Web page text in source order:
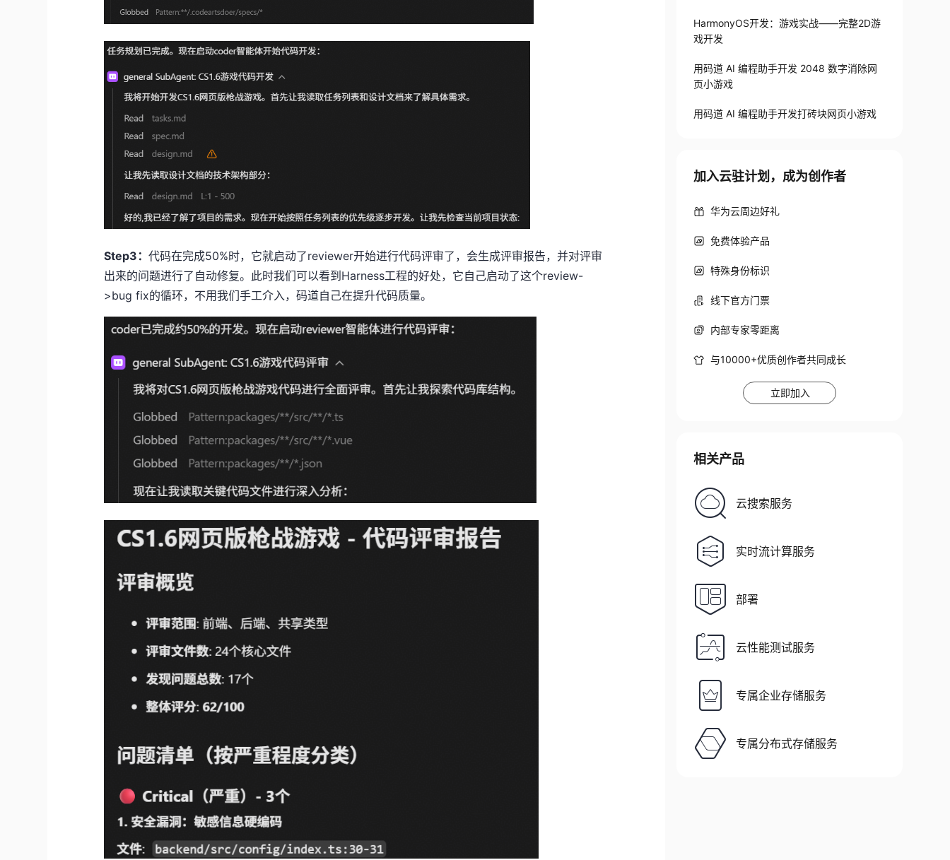
Step3：代码在完成50%时，它就启动了reviewer开始进行代码评审了，会生成评审报告，并对评审
出来的问题进行了自动修复。此时我们可以看到Harness工程的好处，它自己启动了这个review-
>bug fix的循环，不用我们手工介入，码道自己在提升代码质量。
HarmonyOS开发：游戏实战——完整2D游
戏开发
用码道 AI 编程助手开发 2048 数字消除网
页小游戏
用码道 AI 编程助手开发打砖块网页小游戏
加入云驻计划，成为创作者
华为云周边好礼
免费体验产品
特殊身份标识
线下官方门票
内部专家零距离
与10000+优质创作者共同成长
立即加入
相关产品
云搜索服务
实时流计算服务
部署
云性能测试服务
专属企业存储服务
专属分布式存储服务